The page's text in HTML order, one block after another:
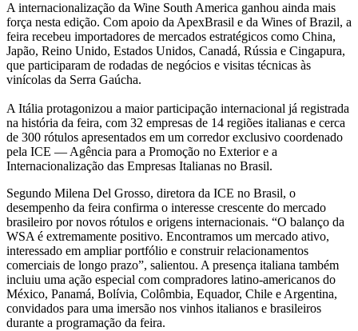
A internacionalização da Wine South America ganhou ainda mais
força nesta edição. Com apoio da ApexBrasil e da Wines of Brazil, a
feira recebeu importadores de mercados estratégicos como China,
Japão, Reino Unido, Estados Unidos, Canadá, Rússia e Cingapura,
que participaram de rodadas de negócios e visitas técnicas às
vinícolas da Serra Gaúcha.
A Itália protagonizou a maior participação internacional já registrada
na história da feira, com 32 empresas de 14 regiões italianas e cerca
de 300 rótulos apresentados em um corredor exclusivo coordenado
pela ICE — Agência para a Promoção no Exterior e a
Internacionalização das Empresas Italianas no Brasil.
Segundo Milena Del Grosso, diretora da ICE no Brasil, o
desempenho da feira confirma o interesse crescente do mercado
brasileiro por novos rótulos e origens internacionais. “O balanço da
WSA é extremamente positivo. Encontramos um mercado ativo,
interessado em ampliar portfólio e construir relacionamentos
comerciais de longo prazo”, salientou. A presença italiana também
incluiu uma ação especial com compradores latino-americanos do
México, Panamá, Bolívia, Colômbia, Equador, Chile e Argentina,
convidados para uma imersão nos vinhos italianos e brasileiros
durante a programação da feira.